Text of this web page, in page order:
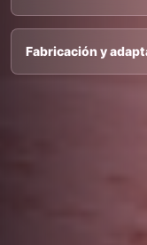
Fabricación y